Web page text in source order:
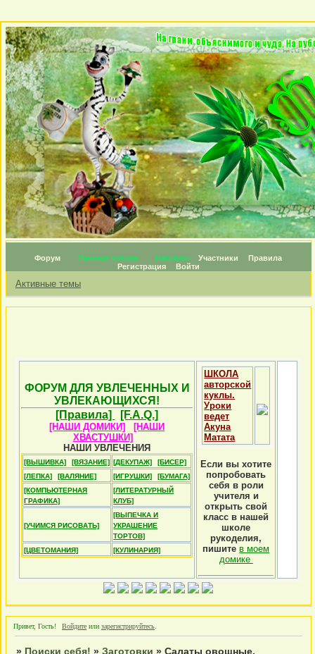
Форум Личные топики Награды Участники
Правила
Регистрация
Войти
Активные темы
ФОРУМ ДЛЯ УВЛЕЧЕННЫХ И
УВЛЕКАЮЩИХСЯ!
[Правила]
[F.A.Q.]
[НАШИ ДОМИКИ]
[НАШИ
ХВАСТУШКИ]
НАШИ УВЛЕЧЕНИЯ
[ВЫШИВКА] [ВЯЗАНИЕ] [ДЕКУПАЖ]
[БИСЕР]
[ЛЕПКА]
[ВАЛЯНИЕ] [ИГРУШКИ]
[БУМАГА]
[КОМПЬЮТЕРНАЯ
ГРАФИКА]
[ЛИТЕРАТУРНЫЙ
КЛУБ]
[УЧИМСЯ РИСОВАТЬ]
[ВЫПЕЧКА И
УКРАШЕНИЕ
ТОРТОВ]
[ЦВЕТОМАНИЯ]
[КУЛИНАРИЯ]
ШКОЛА
авторской
куклы.
Уроки
ведет
Акуна
Матата
Если вы хотите
попробовать
себя в роли
учителя и
открыть свой
класс в нашей
школе
рукоделия,
пишите в моем
домике
Привет, Гость! Войдите или зарегистрируйтесь
» Поиски себя! »Заготовки »Салаты овощные.